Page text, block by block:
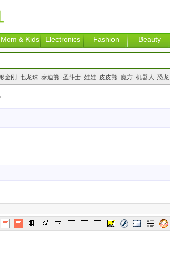
Mom & Kids Electronics Fashion Beauty
金刚 七龙珠 泰迪熊 圣斗士 娃娃 皮皮熊 魔方 机器人 恐龙